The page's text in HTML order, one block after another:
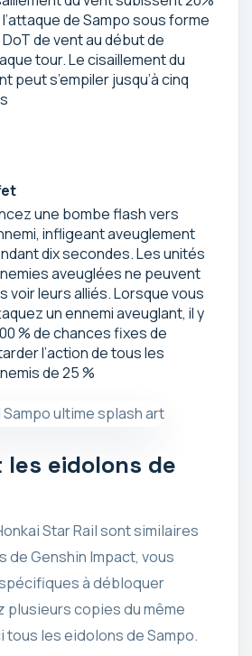
de Sampo sous forme
de vent au début de
tour. Le cisaillement du
peut s’empiler jusqu’à cinq
une bombe flash vers
infligeant aveuglement
dix secondes. Les unités
aveuglées ne peuvent
voir leurs alliés. Lorsque vous
un ennemi aveuglant, il y
% de chances fixes de
l’action de tous les
de 25 %
les eidolons de
Star Rail sont similaires
de Genshin Impact, vous
à débloquer
plusieurs copies du même
tous les eidolons de Sampo.